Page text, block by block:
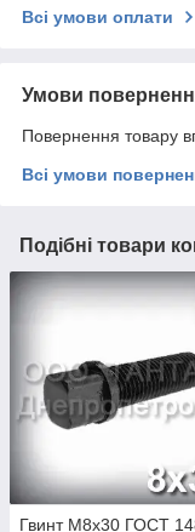
Всі умови оплати
Умови
Повернення товару
Всі умови
Подібні товари
Гвинт М8х30 ГОСТ